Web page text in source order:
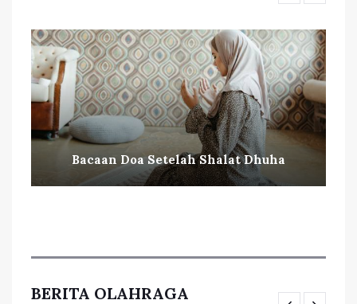
Bacaan Doa Setelah Shalat Dhuha
BERITA OLAHRAGA